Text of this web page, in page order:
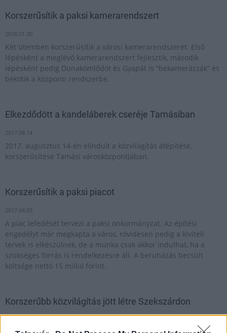
Korszerűsítik a paksi kamerarendszert
2018.01.30
Két ütemben korszerűsítik a városi kamerarendszerét. Első
lépésként a meglévő kamerarendszert fejlesztik, második
lépésként pedig Dunakömlődöt és Gyapát is “bekamerázzák” és
bekötik a központi rendszerbe.
Elkezdődött a kandeláberek cseréje Tamásiban
2017.08.14
2017. augusztus 14-én elindult a közvilágítás átépítése,
korszerűsítése Tamási városközpontjában.
Korszerűsítik a paksi piacot
2017.04.03
A piac lefedését tervezi a paksi önkormányzat. Az építési
engedélyt már megkapta a város, rövidesen pedig a kiviteli
tervek is elkészülnek, de a munka csak akkor indulhat, ha a
szükséges forrás is rendelkezésre áll. A beruházás becsült
költsége nettó 15 millió forint.
Korszerűbb közvilágítás jött létre Szekszárdon